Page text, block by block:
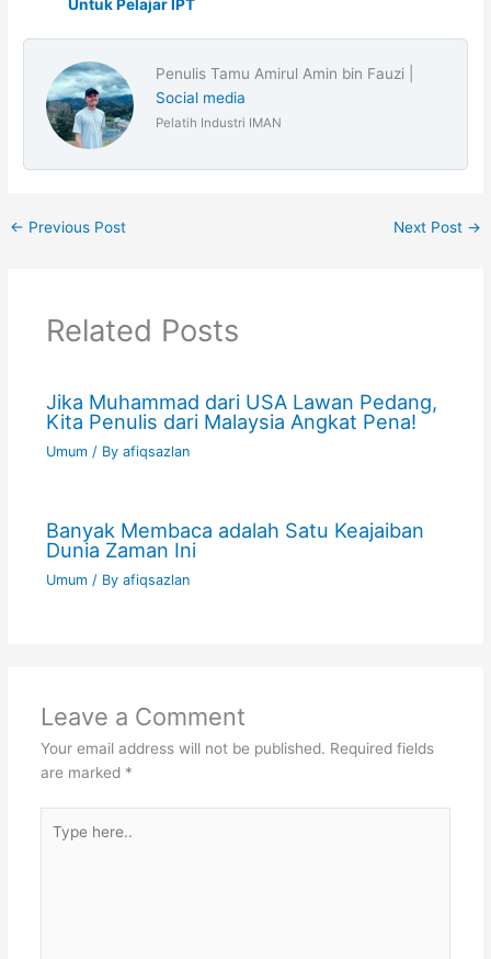
Untuk Pelajar IPT
Penulis Tamu Amirul Amin bin Fauzi |
Social media
Pelatih Industri IMAN
← Previous Post Next Post →
Related Posts
Jika Muhammad dari USA Lawan Pedang,
Kita Penulis dari Malaysia Angkat Pena!
Umum/ By afiqsazlan
Banyak Membaca adalah Satu Keajaiban
Dunia Zaman Ini
Umum/ By afiqsazlan
Leave a Comment
Your email address will not be published. Required fields
are marked *
here..